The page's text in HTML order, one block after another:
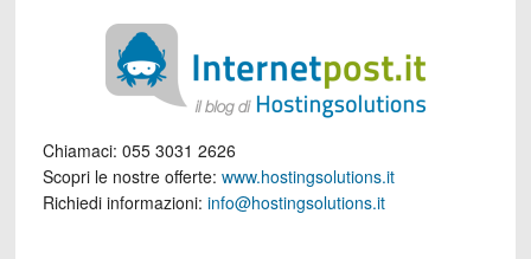
Chiamaci: 055 3031 2626
Scopri le nostre offerte: www.hostingsolutions.it
Richiedi informazioni: info@hostingsolutions.it